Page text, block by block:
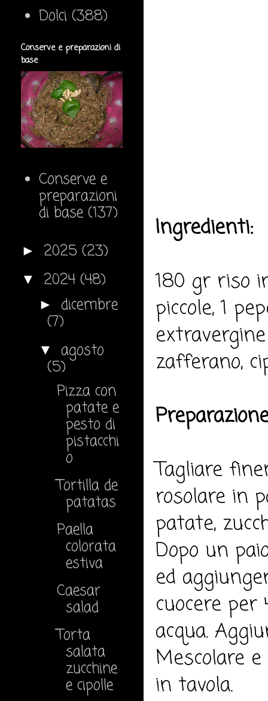
Ingredienti:
180 gr riso
piccole, 1
zafferano,
Tagliare
rosolare in
patate,
Dopo un
ed
cuocere
acqua.
Mescolare
in tavola.
Dolci (388)
Conserve e preparazioni di
base
Conserve e
preparazioni
di base (137)
► 2025 (23)
▼ 2024 (48)
► dicembre
(7)
▼ agosto
(5)
Pizza con
patate e
pesto di
pistacchi
o
Tortilla de
patatas
Paella
colorata
estiva
Caesar
salad
Torta
salata
zucchine
e cipolle